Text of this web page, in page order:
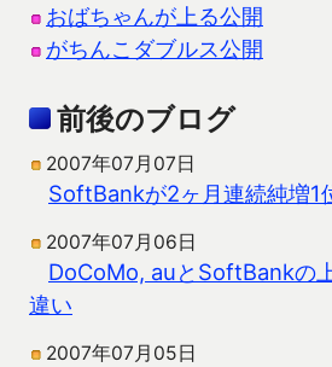
おばちゃんが上る公開
がちんこダブルス公開
前後のブログ
2007年07月07日
SoftBankが2ヶ月連続純増1
2007年07月06日
DoCoMo, auとSoftBankの
違い
2007年07月05日